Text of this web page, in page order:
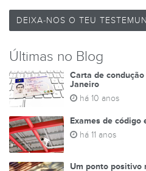
DEIXA-NOS O TEU
Últimas no Blog
Carta de
Janeiro
há 10 anos
Exames de código
há 11 anos
Um ponto positivo